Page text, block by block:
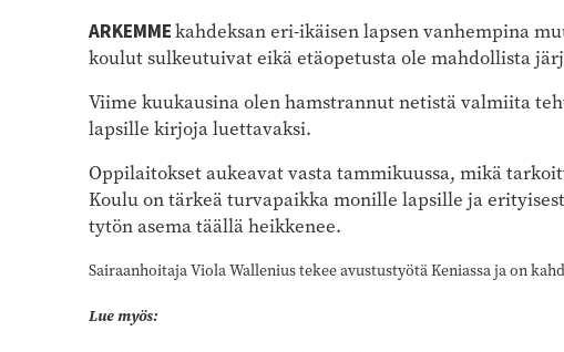
ARKEMMEkahdeksan eri-ikäisen lapsen vanhempina
koulut sulkeutuivat eikä etäopetusta ole mahdollista
Viime kuukausina olen hamstrannut netistä valmiita
lapsille kirjoja luettavaksi.
Oppilaitokset aukeavat vasta tammikuussa, mikä
Koulu on tärkeä turvapaikka monille lapsille ja
tytön asema täällä heikkenee.
Sairaanhoitaja Viola Wallenius tekee avustustyötä Keniassa ja on
Lue myös: